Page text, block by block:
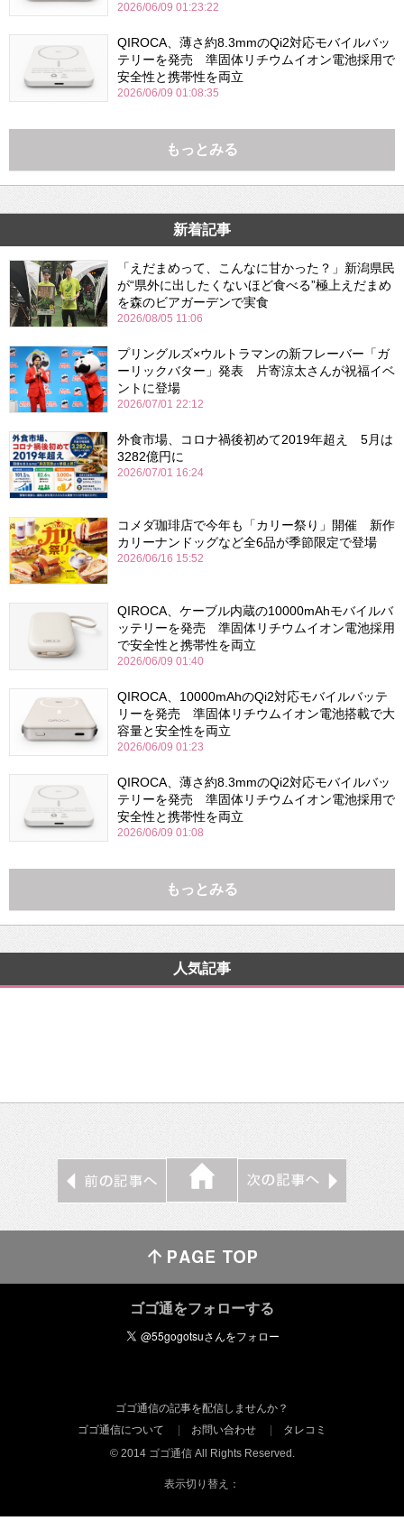
2026/06/09 01:23:22
QIROCA、薄さ約8.3mmのQi2対応モバイルバッ
テリーを発売 準固体リチウムイオン電池採用で
安全性と携帯性を両立
2026/06/09 01:08:35
もっとみる
新着記事
「えだまめって、こんなに甘かった？」新潟県民
が“県外に出したくないほど食べる”極上えだまめ
を森のビアガーデンで実食
2026/08/05 11:06
プリングルズ×ウルトラマンの新フレーバー「ガ
ーリックバター」発表 片寄涼太さんが祝福イベ
ントに登場
2026/07/01 22:12
外食市場、コロナ禍後初めて2019年超え 5月は
3282億円に
2026/07/01 16:24
コメダ珈琲店で今年も「カリー祭り」開催 新作
カリーナンドッグなど全6品が季節限定で登場
2026/06/16 15:52
QIROCA、ケーブル内蔵の10000mAhモバイルバ
ッテリーを発売 準固体リチウムイオン電池採用
で安全性と携帯性を両立
2026/06/09 01:40
QIROCA、10000mAhのQi2対応モバイルバッテ
リーを発売 準固体リチウムイオン電池搭載で大
容量と安全性を両立
2026/06/09 01:23
QIROCA、薄さ約8.3mmのQi2対応モバイルバッ
テリーを発売 準固体リチウムイオン電池採用で
安全性と携帯性を両立
2026/06/09 01:08
もっとみる
人気記事
ゴゴ通をフォローする
ゴゴ通信の記事を配信しませんか？
ゴゴ通信について
お問い合わせ
タレコミ
© 2014 ゴゴ通信 All Rights Reserved.
表示切り替え：